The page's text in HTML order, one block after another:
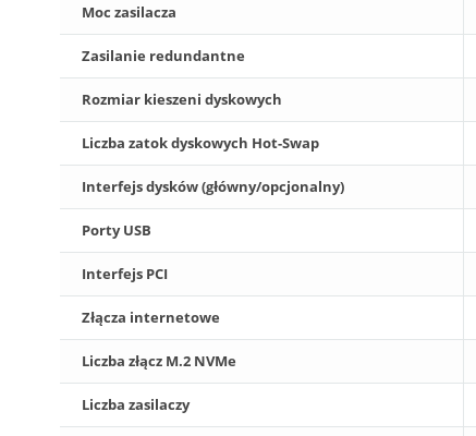
Moc zasilacza
Zasilanie redundantne
Rozmiar kieszeni dyskowych
Liczba zatok dyskowych Hot-Swap
Interfejs dysków (główny/opcjonalny)
Porty USB
Interfejs PCI
Złącza internetowe
Liczba złącz M.2 NVMe
Liczba zasilaczy